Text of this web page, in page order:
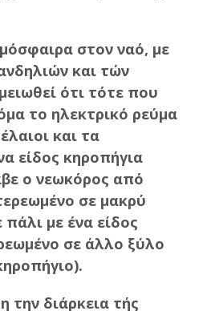
στον ναό, με
και τών
ότι τότε που
το ηλεκτρικό ρεύμα
και τα
είδος κηροπήγια
ο νεωκόρος από
σε μακρύ
με ένα είδος
σε άλλο ξύλο
την διάρκεια τής